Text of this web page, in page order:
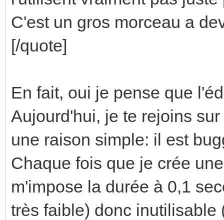
C'est un gros morceau a
[/quote]
En fait, oui je pense que
Aujourd'hui, je te rejoins
une raison simple: il est
Chaque fois que je crée
m'impose la durée à 0,1
très faible) donc